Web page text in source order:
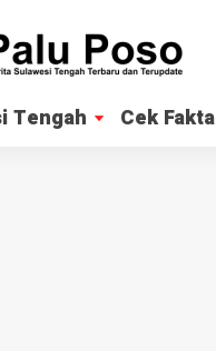
Tengah Cek Fakta